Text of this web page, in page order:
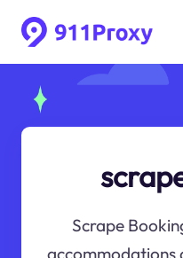
Scrape
accommodations